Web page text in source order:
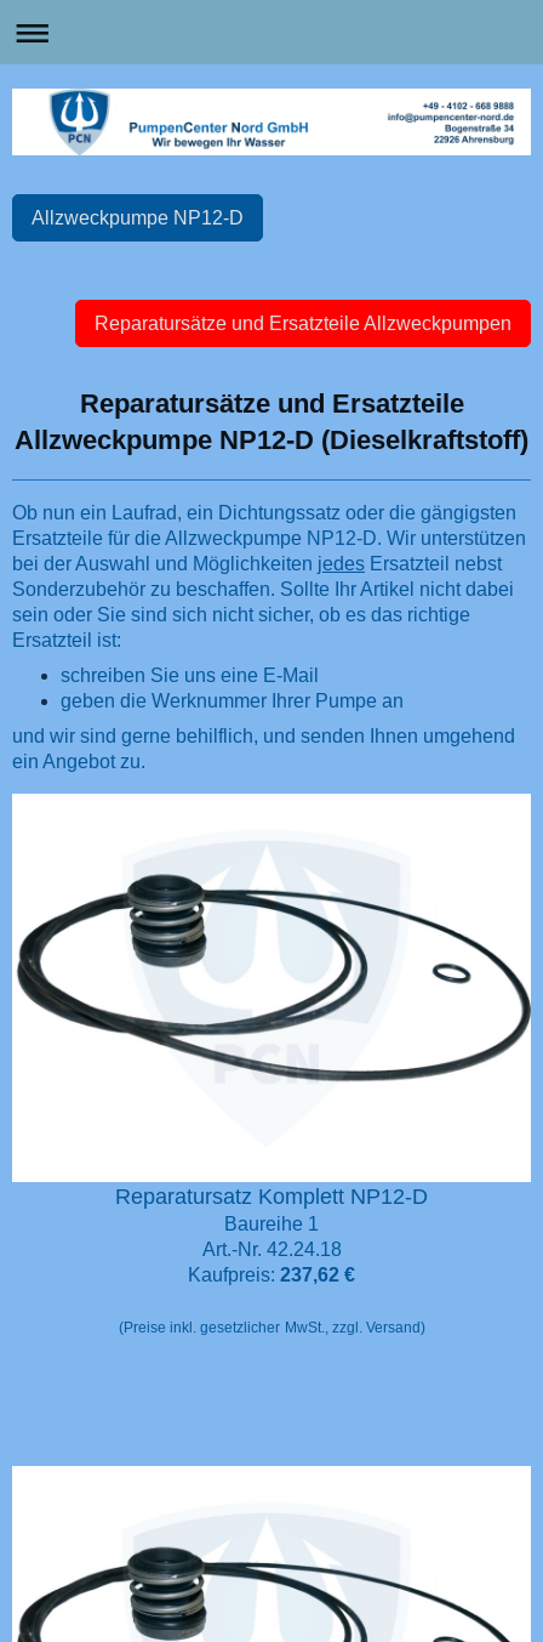
Allzweckpumpe NP12-D
Reparatursätze und Ersatzteile Allzweckpumpen
Reparatursätze und Ersatzteile
Allzweckpumpe NP12-D (Dieselkraftstoff)
Ob nun ein Laufrad, ein Dichtungssatz oder die gängigsten
Ersatzteile für die Allzweckpumpe NP12-D. Wir unterstützen
bei der Auswahl und Möglichkeiten jedes Ersatzteil nebst
Sonderzubehör zu beschaffen. Sollte Ihr Artikel nicht dabei
sein oder Sie sind sich nicht sicher, ob es das richtige
Ersatzteil ist:
schreiben Sie uns eine E-Mail
geben die Werknummer Ihrer Pumpe an
und wir sind gerne behilflich, und senden Ihnen umgehend
ein Angebot zu.
Reparatursatz Komplett NP12-D
Baureihe 1
Art.-Nr. 42.24.18
Kaufpreis: 237,62 €
(Preise inkl. gesetzlicher MwSt., zzgl. Versand)